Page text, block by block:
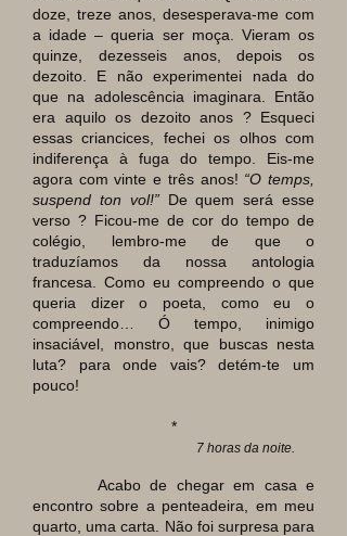
doze, treze anos, desesperava-me com
a idade– queria ser moça. Vieram os
quinze, dezesseis anos, depois os
dezoito. E não experimentei nada do
que na adolescência imaginara. Então
era aquilo os dezoito anos ? Esqueci
essas criancices, fechei os olhos com
indiferença à fuga do tempo. Eis-me
agora com vinte e três anos! “O temps,
suspend ton vol!” De quem será esse
verso ? Ficou-me de cor do tempo de
colégio, lembro-me de que o
traduzíamos da nossa antologia
francesa. Como eu compreendo o que
queria dizer o poeta, como eu o
compreendo… Ó tempo, inimigo
insaciável, monstro, que buscas nesta
luta? para onde vais? detém-te um
pouco!
*
7 horas da noite.
Acabo de chegar em casa e
encontro sobre a penteadeira, em meu
quarto, uma carta. Não foi surpresa para